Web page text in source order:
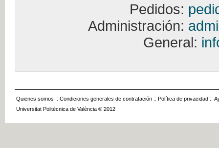
Pedidos:
Administración:
General:
Quienes somos :: Condiciones generales de contratación :: Política de privacidad ::
Universitat Politècnica de València © 2012